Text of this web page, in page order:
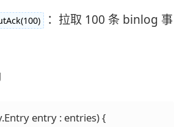
：拉取 100 条 binlog 事
entry : entries) {